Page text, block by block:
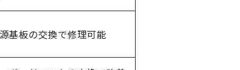
基板の交換で修理可能